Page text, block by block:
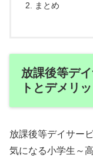
まとめ
放課後等デ
トとデメリッ
放課後等デイサー
気になる小学生～